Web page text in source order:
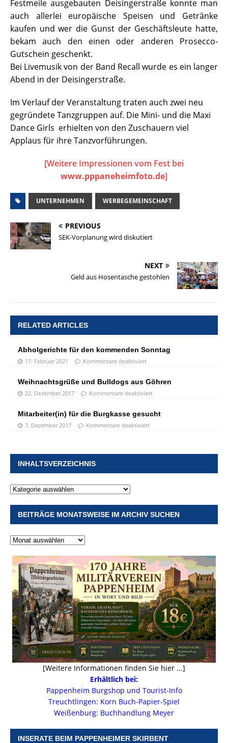
Festmeile ausgebauten Deisingerstraße konnte man
auch allerlei europäische Speisen und Getränke
kaufen und wer die Gunst der Geschäftsleute hatte,
bekam auch den einen oder anderen Prosecco-
Gutschein geschenkt.
Bei Livemusik von der Band Recall wurde es ein langer
Abend in der Deisingerstraße.
Im Verlauf der Veranstaltung traten auch zwei neu
gegründete Tanzgruppen auf. Die Mini- und die Maxi
Dance Girls erhielten von den Zuschauern viel
Applaus für ihre Tanzvorführungen.
[Weitere Impressionen vom Fest bei
www.pppaneheimfoto.de]
UNTERNEHMEN WERBEGEMEINSCHAFT
PREVIOUS
SEK-Vorplanung wird diskutiert
NEXT
Geld aus Hosentasche gestohlen
RELATED ARTICLES
Abholgerichte für den kommenden Sonntag
17. Februar 2021 Kommentare deaktiviert
Weihnachtsgrüße und Bulldogs aus Göhren
22. Dezember 2017 Kommentare deaktiviert
Mitarbeiter(in) für die Burgkasse gesucht
7. Dezember 2017 Kommentare deaktiviert
INHALTSVERZEICHNIS
BEITRÄGE MONATSWEISE IM ARCHIV SUCHEN
[Weitere Informationen finden Sie hier ...]
Erhältlich bei:
Pappenheim Burgshop und Tourist-Info
Treuchtlingen: Korn Buch-Papier-Spiel
Weißenburg: Buchhandlung Meyer
INSERATE BEIM PAPPENHEIMER SKIRBENT